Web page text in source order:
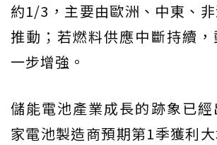
約1/3，主要由歐洲、中東、
推動；若燃料供應中斷持續
一步增強。
儲能電池產業成長的跡象已
家電池製造商預期第1季獲利